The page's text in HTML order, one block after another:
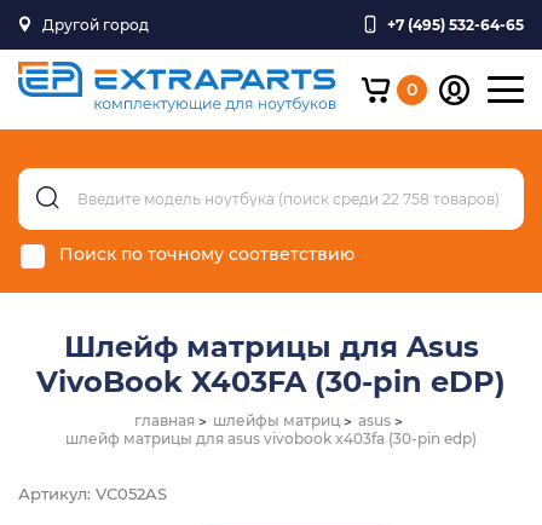
Другой город +7 (495) 532-64-65
0
Поиск по точному соответствию
Шлейф матрицы для Asus
VivoBook X403FA (30-pin eDP)
главная шлейфы матриц
asus
шлейф матрицы для asus vivobook x403fa (30-pin edp)
Артикул: VC052AS